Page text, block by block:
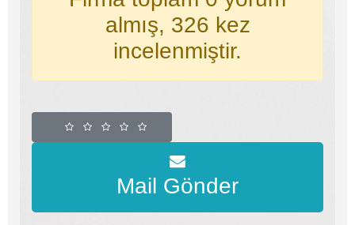
almış, 326 kez
incelenmiştir.
Mail Gönder